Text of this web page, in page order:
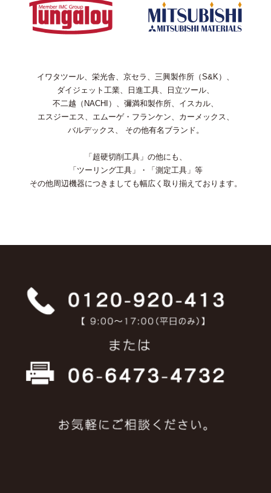
イワタツール、栄光舎、京セラ、三興製作所（S&K）、
ダイジェット工業、日進工具、日立ツール、
不二越（NACHI）、彌満和製作所、イスカル、
エスジーエス、エムーゲ・フランケン、カーメックス、
バルデックス、 その他有名ブランド。
「超硬切削工具」の他にも、
「ツーリング工具」・「測定工具」等
その他周辺機器につきましても幅広く取り揃えております。